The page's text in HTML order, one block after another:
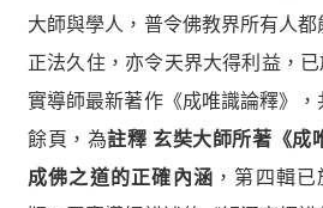
大師與學人，普令佛教界所有人
正法久住，亦令天界大得利益，
實導師最新著作《成唯識論釋》
餘頁，為註釋 玄奘大師所著《成
成佛之道的正確內涵 ，第四輯